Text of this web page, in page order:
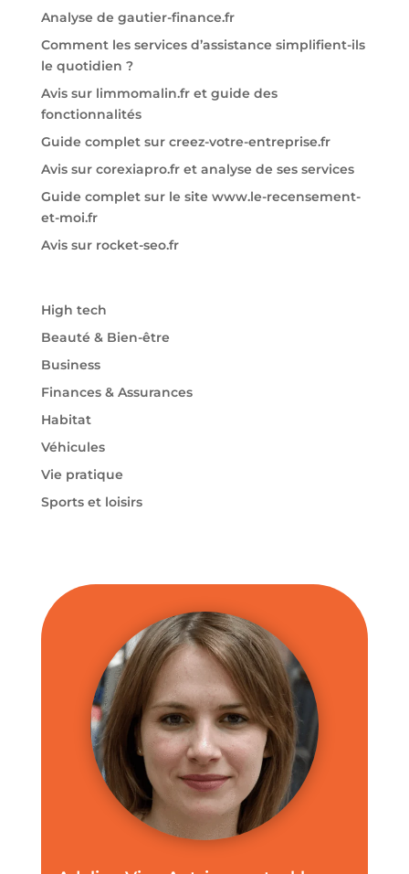
Analyse de gautier-finance.fr
Comment les services d’assistance simplifient-ils
le quotidien ?
Avis sur limmomalin.fr et guide des
fonctionnalités
Guide complet sur creez-votre-entreprise.fr
Avis sur corexiapro.fr et analyse de ses services
Guide complet sur le site www.le-recensement-
et-moi.fr
Avis sur rocket-seo.fr
High tech
Beauté & Bien-être
Business
Finances & Assurances
Habitat
Véhicules
Vie pratique
Sports et loisirs